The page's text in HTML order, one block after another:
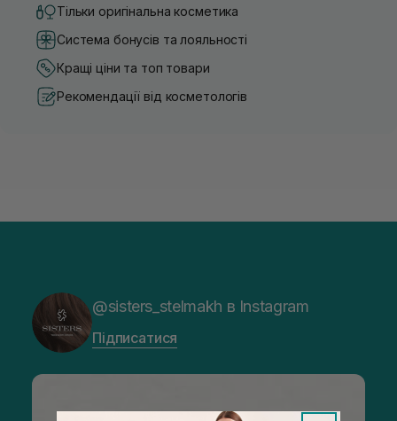
Тільки оригінальна косметика
Система бонусів та лояльності
Кращі ціни та топ товари
Рекомендації від косметологів
@sisters_stelmakh в Instagram
Підписатися